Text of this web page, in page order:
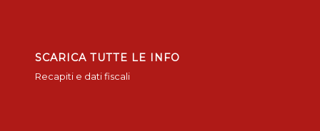
SCARICA TUTTE LE INFO
Recapiti e dati fiscali